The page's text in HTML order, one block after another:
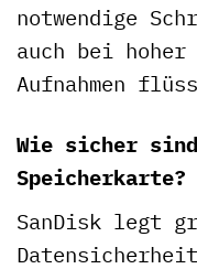
notwendige
auch bei
Aufnahmen
Wie sicher
Speicherkarte?
SanDisk legt